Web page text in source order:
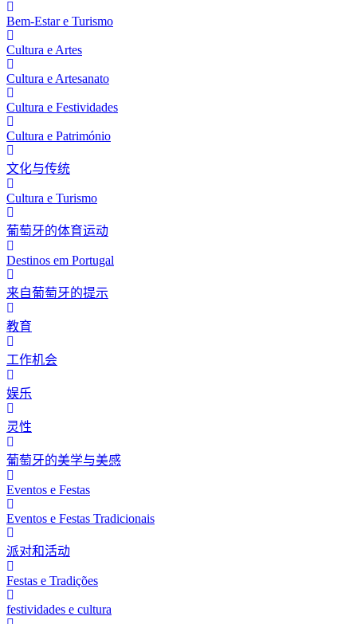
Bem-Estar e Turismo
Cultura e Artes
Cultura e Artesanato
Cultura e Festividades
Cultura e Património
文化与传统
Cultura e Turismo
葡萄牙的体育运动
Destinos em Portugal
来自葡萄牙的提示
教育
工作机会
娱乐
灵性
葡萄牙的美学与美感
Eventos e Festas
Eventos e Festas Tradicionais
派对和活动
Festas e Tradições
festividades e cultura